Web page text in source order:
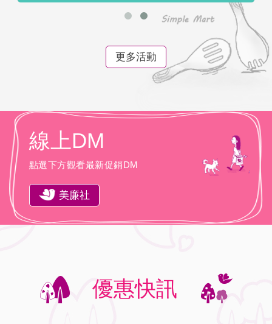
更多活動
線上DM
點選下方觀看最新促銷DM
美廉社
優惠快訊